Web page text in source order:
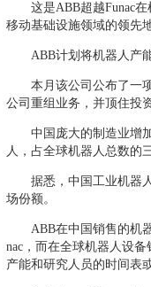
这是ABB超越Funac
移动基础设施领域的领先
ABB计划将机器人产
本月该公司公布了一
公司重组业务，并顶住投
中国庞大的制造业增
人，占全球机器人总数的
据悉，中国工业机器
场份额。
ABB在中国销售的机
nac，而在全球机器人设
产能和研究人员的时间表